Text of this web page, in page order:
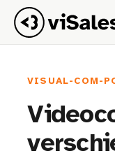
VISUAL-COM-